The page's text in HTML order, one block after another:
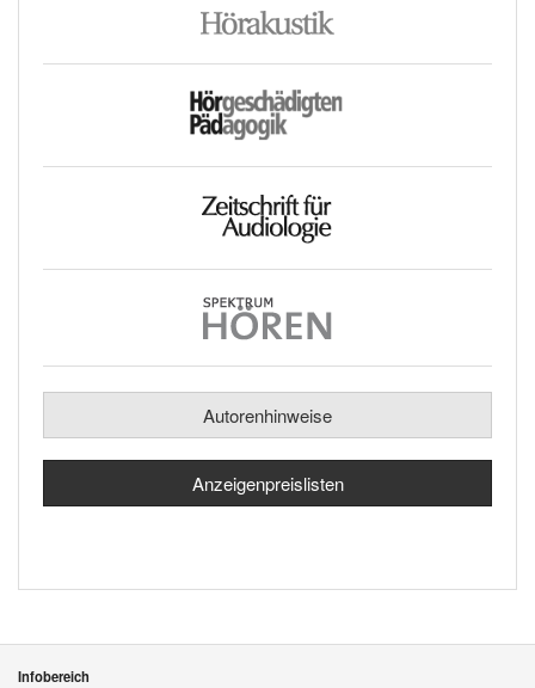
Autorenhinweise
Anzeigenpreislisten
Infobereich